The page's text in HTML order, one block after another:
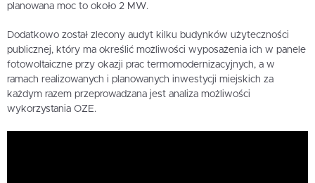
planowana moc to około 2 MW.
Dodatkowo został zlecony audyt kilku budynków użyteczności
publicznej, który ma określić możliwości wyposażenia ich w panele
fotowoltaiczne przy okazji prac termomodernizacyjnych, a w
ramach realizowanych i planowanych inwestycji miejskich za
każdym razem przeprowadzana jest analiza możliwości
wykorzystania OZE.